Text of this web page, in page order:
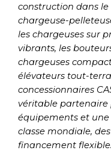
construction dans
chargeuse-
les chargeuses sur
vibrants, les
chargeuses
élévateurs tout-
concessionnaires
véritable partenaire
équipements et
classe mondiale,
financement flexible.